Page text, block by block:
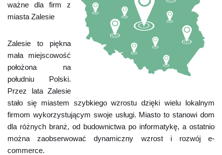
ważne dla firm z
miasta Zalesie
Zalesie to piękna
mała miejscowość
położona na
południu Polski.
Przez lata Zalesie
stało się miastem szybkiego wzrostu dzięki wielu lokalnym
firmom wykorzystującym swoje usługi. Miasto to stanowi dom
dla różnych branż, od budownictwa po informatykę, a ostatnio
można zaobserwować dynamiczny wzrost i rozwój e-
commerce.